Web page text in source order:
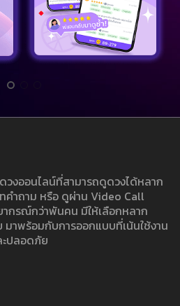
งออนไลน์ที่สามารถดูดวงได้หลาก
ำถาม หรือ ดูผ่าน Video Call
กรณ์กว่าพันคน มีให้เลือกหลาก
มาพร้อมกับการออกแบบที่เน้นใช้งาน
ะปลอดภัย